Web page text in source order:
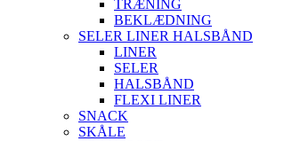
TRÆNING
BEKLÆDNING
SELER LINER HALSBÅND
LINER
SELER
HALSBÅND
FLEXI LINER
SNACK
SKÅLE